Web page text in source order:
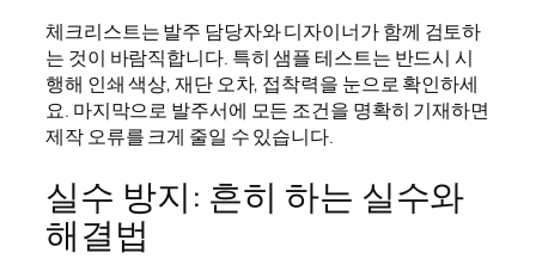
체크리스트는 발주 담당자와 디자이너가 함께 검토하
는 것이 바람직합니다. 특히 샘플 테스트는 반드시 시
행해 인쇄 색상, 재단 오차, 접착력을 눈으로 확인하세
요. 마지막으로 발주서에 모든 조건을 명확히 기재하면
제작 오류를 크게 줄일 수 있습니다.
실수 방지: 흔히 하는 실수와
해결법